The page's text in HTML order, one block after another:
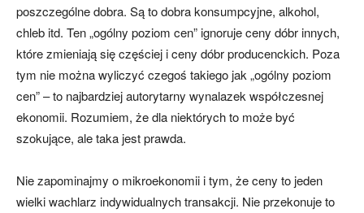
poszczególne dobra. Są to dobra konsumpcyjne, alkohol,
chleb itd. Ten „ogólny poziom cen” ignoruje ceny dóbr innych,
które zmieniają się częściej i ceny dóbr producenckich. Poza
tym nie można wyliczyć czegoś takiego jak „ogólny poziom
cen” – to najbardziej autorytarny wynalazek współczesnej
ekonomii. Rozumiem, że dla niektórych to może być
szokujące, ale taka jest prawda.
Nie zapominajmy o mikroekonomii i tym, że ceny to jeden
wielki wachlarz indywidualnych transakcji. Nie przekonuje to